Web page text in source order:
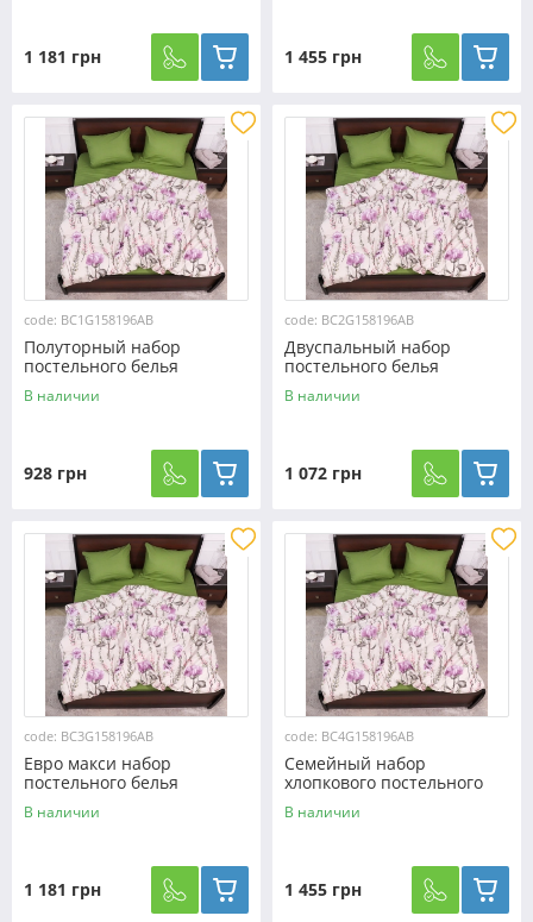
1 181 грн 1 455 грн
code: BC1G158196AB
Полуторный набор
постельного белья
150*220 из Бязи "Gold"
№158196AB Черешенка™
В наличии
928 грн
code: BC2G158196AB
Двуспальный набор
постельного белья
180*220 из Бязи "Gold"
№158196AB Черешенка™
В наличии
1 072 грн
code: BC3G158196AB
Евро макси набор
постельного белья
200*220 из Бязи "Gold"
№158196AB Черешенка™
В наличии
1 181 грн
code: BC4G158196AB
Семейный набор
хлопкового постельного
белья из Бязи "Gold"
№158196AB Черешенка™
В наличии
1 455 грн